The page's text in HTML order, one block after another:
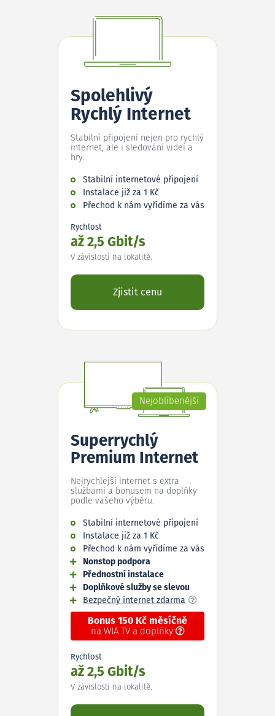
Spolehlivý
Rychlý Internet
Stabilní připojení nejen pro rychlý
internet, ale i sledování videí a
hry.
Stabilní internetové připojení
Instalace již za 1 Kč
Přechod k nám vyřídíme za vás
Rychlost
až 2,5 Gbit/s
V závislosti na lokalitě.
Zjistit cenu
Nejoblíbenější
Superrychlý
Premium Internet
Nejrychlejší internet s extra
službami a bonusem na doplňky
podle vašeho výběru.
Stabilní internetové připojení
Instalace již za 1 Kč
Přechod k nám vyřídíme za vás
Nonstop podpora
Přednostní instalace
Doplňkové služby se slevou
Bezpečný internet zdarma
Bonus 150 Kč měsíčně
na WIA TV a doplňky
Rychlost
až 2,5 Gbit/s
V závislosti na lokalitě.